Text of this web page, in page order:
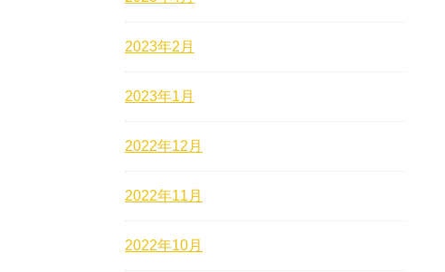
2023年2月
2023年1月
2022年12月
2022年11月
2022年10月